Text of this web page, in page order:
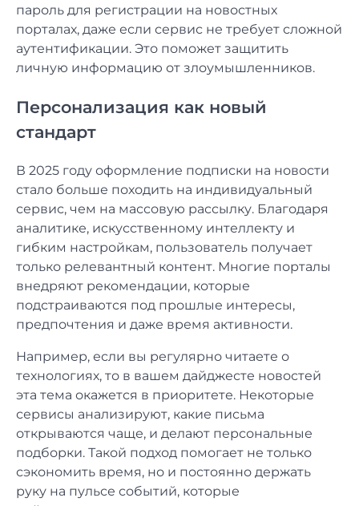
пароль для регистрации на новостных
порталах, даже если сервис не требует сложной
аутентификации. Это поможет защитить
личную информацию от злоумышленников.
Персонализация как новый
стандарт
В 2025 году оформление подписки на новости
стало больше походить на индивидуальный
сервис, чем на массовую рассылку. Благодаря
аналитике, искусственному интеллекту и
гибким настройкам, пользователь получает
только релевантный контент. Многие порталы
внедряют рекомендации, которые
подстраиваются под прошлые интересы,
предпочтения и даже время активности.
Например, если вы регулярно читаете о
технологиях, то в вашем дайджесте новостей
эта тема окажется в приоритете. Некоторые
сервисы анализируют, какие письма
открываются чаще, и делают персональные
подборки. Такой подход помогает не только
сэкономить время, но и постоянно держать
руку на пульсе событий, которые